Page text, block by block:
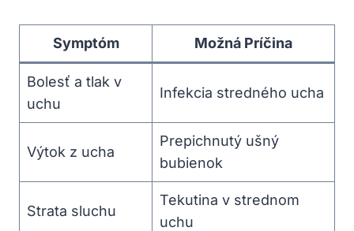
Symptóm Možná Príčina
Bolesť a tlak v
uchu
Infekcia ‌stredného ucha
Výtok ⁤z ucha
Prepichnutý ušný
bubienok
Strata ⁣sluchu
Tekutina v strednom
uchu